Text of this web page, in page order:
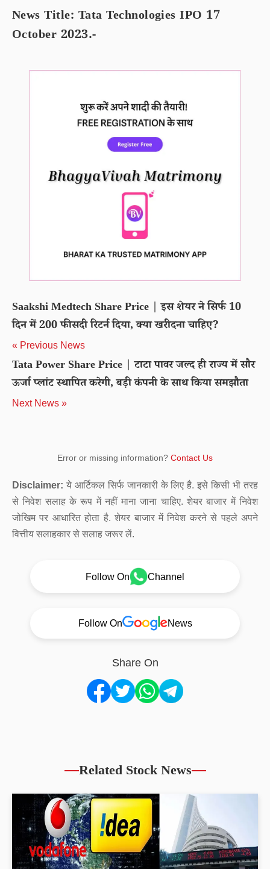
News Title: Tata Technologies IPO 17
October 2023.-
Saakshi Medtech Share Price | इस शेयर ने सिर्फ 10
दिन में 200 फीसदी रिटर्न दिया, क्या खरीदना चाहिए?
« Previous News
Tata Power Share Price | टाटा पावर जल्द ही राज्य में सौर
ऊर्जा प्लांट स्थापित करेगी, बड़ी कंपनी के साथ किया समझौता
Next News »
Error or missing information? Contact Us
Disclaimer: ये आर्टिकल सिर्फ जानकारी के लिए है. इसे किसी भी तरह
से निवेश सलाह के रूप में नहीं माना जाना चाहिए. शेयर बाजार में निवेश
जोखिम पर आधारित होता है. शेयर बाजार में निवेश करने से पहले अपने
वित्तीय सलाहकार से सलाह जरूर लें.
Follow On Channel
Follow On News
Share On
Related Stock News